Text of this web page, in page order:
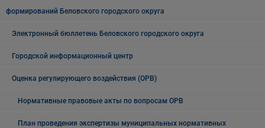
формирований Беловского городского округа
Электронный бюллетень Беловского городского округа
Городской информационный центр
Оценка регулирующего воздействия (ОРВ)
Нормативные правовые акты по вопросам ОРВ
План проведения экспертизы муниципальных нормативных